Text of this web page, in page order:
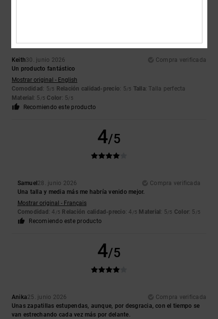
Keith30. junio 2026
Compra verificada
Un producto fantástico
Mostrar original - English
Comodidad : 5/5 Relación calidad-precio: 5/5 Talla: Talla perfecta
Material : 5 /5 Color: 5/5
Recomiendo este producto
4/5
Samuel 28. junio 2026
Compra verificada
Una talla y media más me habría venido mejor.
Mostrar original - Français
Comodidad : 4 /5 Relación calidad-precio: 4 /5 Material : 5/5 Color: 5 /5
Recomiendo este producto
4/5
Anika25. junio 2026
Compra verificada
Unas zapatillas estupendas, aunque, por desgracia, con el tiempo se
van estrechando cada vez más por delante.